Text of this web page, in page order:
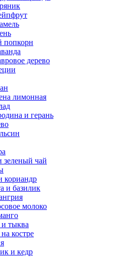
попкорн
дерево
лимонная
и герань
зеленый чай
кориандр
и базилик
молоко
тыква
костре
и кедр